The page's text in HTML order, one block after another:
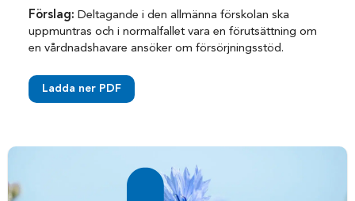
Förslag: Deltagande i den allmänna förskolan ska
uppmuntras och i normalfallet vara en förutsättning om
en vårdnadshavare ansöker om försörjningsstöd.
Ladda ner PDF